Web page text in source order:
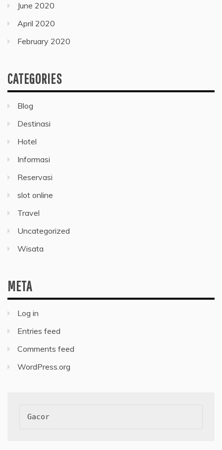
June 2020
April 2020
February 2020
CATEGORIES
Blog
Destinasi
Hotel
Informasi
Reservasi
slot online
Travel
Uncategorized
Wisata
META
Log in
Entries feed
Comments feed
WordPress.org
Gacor